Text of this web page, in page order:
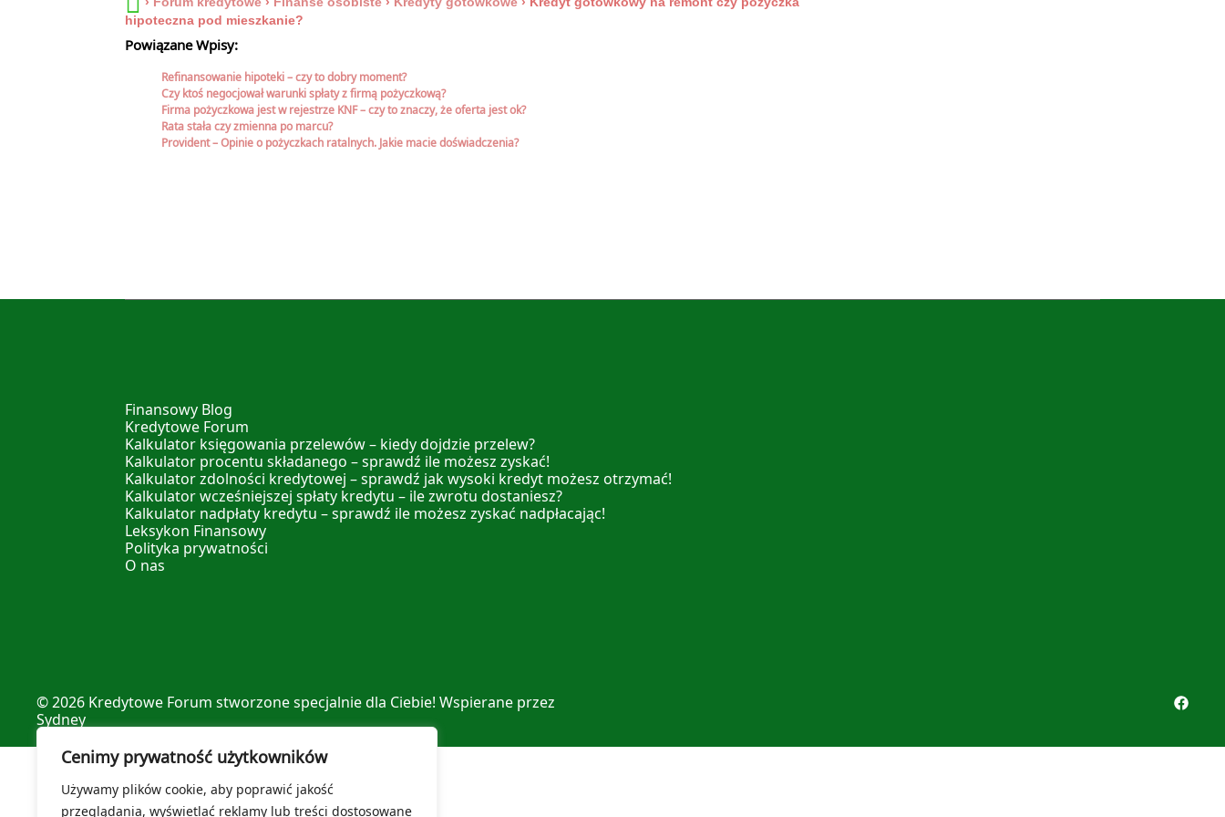
Cenimy prywatność użytkowników
Używamy plików cookie, aby poprawić jakość
przeglądania, wyświetlać reklamy lub treści dostosowane
hipoteczna pod mieszkanie?
Powiązane Wpisy:
Refinansowanie hipoteki – czy to dobry moment?
Czy ktoś negocjował warunki spłaty z firmą pożyczkową?
Firma pożyczkowa jest w rejestrze KNF – czy to znaczy, że oferta jest ok?
Rata stała czy zmienna po marcu?
Provident – Opinie o pożyczkach ratalnych. Jakie macie doświadczenia?
Finansowy Blog
Kredytowe Forum
Kalkulator księgowania przelewów – kiedy dojdzie przelew?
Kalkulator procentu składanego – sprawdź ile możesz zyskać!
Kalkulator zdolności kredytowej – sprawdź jak wysoki kredyt możesz otrzymać!
Kalkulator wcześniejszej spłaty kredytu – ile zwrotu dostaniesz?
Kalkulator nadpłaty kredytu – sprawdź ile możesz zyskać nadpłacając!
Leksykon Finansowy
Polityka prywatności
O nas
© 2026 Kredytowe Forum stworzone specjalnie dla Ciebie! Wspierane przez
Sydney